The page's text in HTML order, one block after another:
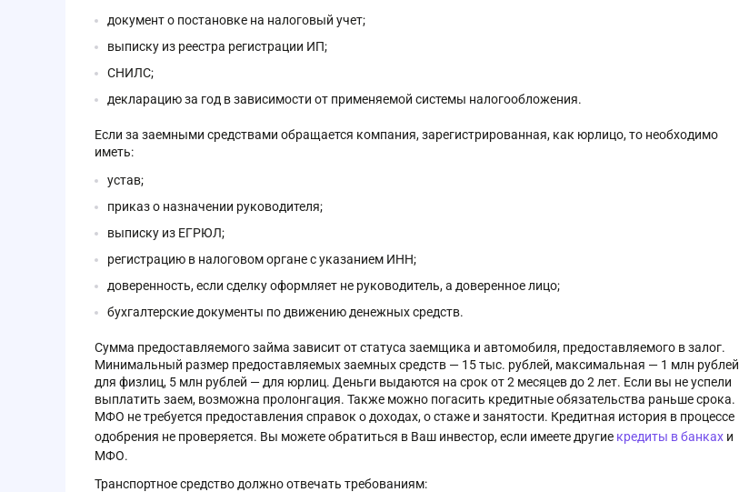
документ о постановке на налоговый учет;
выписку из реестра регистрации ИП;
СНИЛС;
декларацию за год в зависимости от применяемой системы налогообложения.
Если за заемными средствами обращается компания, зарегистрированная, как юрлицо, то необходимо
иметь:
устав;
приказ о назначении руководителя;
выписку из ЕГРЮЛ;
регистрацию в налоговом органе с указанием ИНН;
доверенность, если сделку оформляет не руководитель, а доверенное лицо;
бухгалтерские документы по движению денежных средств.
Сумма предоставляемого займа зависит от статуса заемщика и автомобиля, предоставляемого в залог.
Минимальный размер предоставляемых заемных средств — 15 тыс. рублей, максимальная — 1 млн рублей
для физлиц, 5 млн рублей — для юрлиц. Деньги выдаются на срок от 2 месяцев до 2 лет. Если вы не успели
выплатить заем, возможна пролонгация. Также можно погасить кредитные обязательства раньше срока.
МФО не требуется предоставления справок о доходах, о стаже и занятости. Кредитная история в процессе
одобрения не проверяется. Вы можете обратиться в Ваш инвестор, если имеете другие кредиты в банках и
МФО.
Транспортное средство должно отвечать требованиям: